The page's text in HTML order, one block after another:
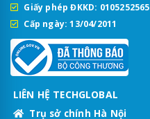
Giấy phép ĐKKD: 0105252565
Cấp ngày: 13/04/2011
LIÊN HỆ TECHGLOBAL
Trụ sở chính Hà Nội